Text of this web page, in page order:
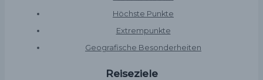
Höchste Punkte
Extrempunkte
Geografische Besonderheiten
Reiseziele